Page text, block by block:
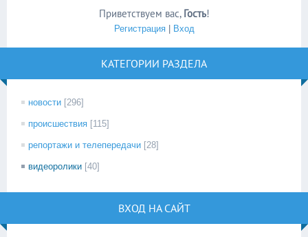
Приветствуем вас, Гость!
Регистрация| Вход
КАТЕГОРИИ РАЗДЕЛА
новости [296]
происшествия [115]
репортажи и телепередачи [28]
видеоролики [40]
ВХОД НА САЙТ